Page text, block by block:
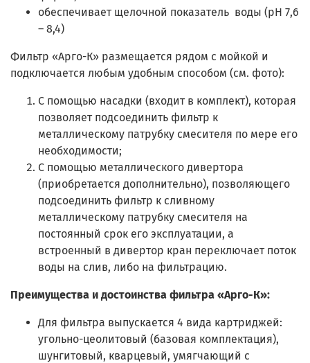
обеспечивает щелочной показатель воды (рН 7,6
– 8,4)
Фильтр «Арго-К» размещается рядом с мойкой и
подключается любым удобным способом (см. фото):
С помощью насадки (входит в комплект), которая
позволяет подсоединить фильтр к
металлическому патрубку смесителя по мере его
необходимости;
С помощью металлического дивертора
(приобретается дополнительно), позволяющего
подсоединить фильтр к сливному
металлическому патрубку смесителя на
постоянный срок его эксплуатации, а
встроенный в дивертор кран переключает поток
воды на слив, либо на фильтрацию.
Преимущества и достоинства фильтра «Арго-К»:
Для фильтра выпускается 4 вида картриджей:
угольно-цеолитовый (базовая комплектация),
шунгитовый, кварцевый, умягчающий с